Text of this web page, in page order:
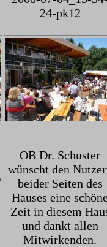
24-pk12
OB Dr. Schuster
wünscht den
beider Seiten des
Hauses eine
Zeit in diesem
und dankt allen
Mitwirkenden.